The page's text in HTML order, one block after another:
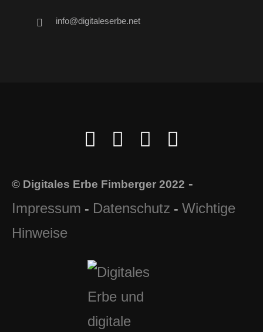
info@digitaleserbe.net
© Digitales Erbe Fimberger 2022 -
Impressum - Datenschutz - Wichtige
Hinweise